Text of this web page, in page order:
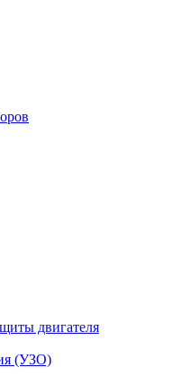
двигателя
(УЗО)